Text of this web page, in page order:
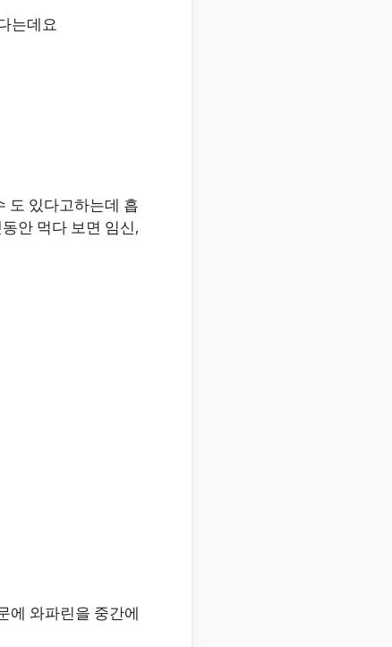
는데요
도 있다고하는데 흡
안 먹다 보면 임신,
에 와파린을 중간에